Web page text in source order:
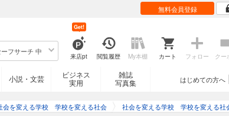
無料会員登録
ーフサーチ 中
来店pt
Get!
閲覧履歴 My本棚 カート フォロー クー
小説・文芸
ビジネス
実用
雑誌
写真集
はじめての方へ
会を変える学校 学校を変える社会 社会を変える学校 学校を変える社